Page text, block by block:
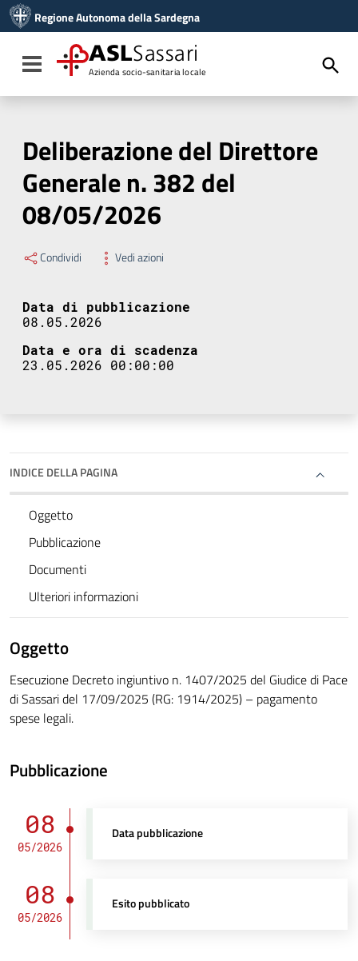
Vai al menu di navigazione
Vai al footer
Regione Autonoma della Sardegna
Toggle navigation
ASLSassari
Azienda socio-sanitaria locale
Deliberazione del Direttore
Generale n. 382 del
08/05/2026
Condividi Vedi azioni
Data di pubblicazione
08.05.2026
Data e ora di scadenza
23.05.2026 00:00:00
INDICE DELLA PAGINA
Oggetto
Pubblicazione
Documenti
Ulteriori informazioni
Oggetto
Esecuzione Decreto ingiuntivo n. 1407/2025 del Giudice di Pace
di Sassari del 17/09/2025 (RG: 1914/2025) – pagamento
spese legali.
Pubblicazione
08
05/2026
Data pubblicazione
08
05/2026
Esito pubblicato